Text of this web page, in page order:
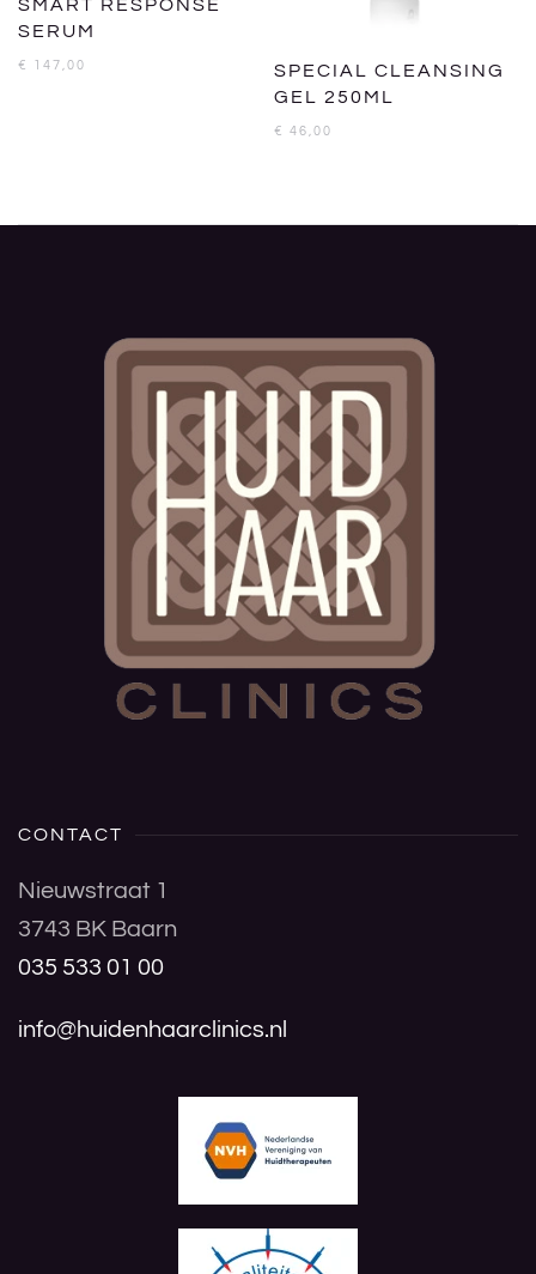
SMART RESPONSE
SERUM
€ 147,00
SPECIAL CLEANSING
GEL 250ML
€ 46,00
CONTACT
Nieuwstraat 1
3743 BK Baarn
035 533 01 00
info@huidenhaarclinics.nl